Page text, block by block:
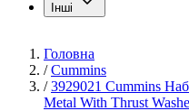
Інші
Головна
/ Cummins
/ 3929021 Cummins
Metal With Thrust